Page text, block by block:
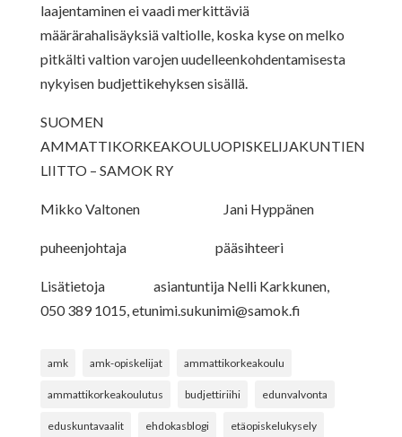
laajentaminen ei vaadi merkittäviä
määrärahalisäyksiä valtiolle, koska kyse on melko
pitkälti valtion varojen uudelleenkohdentamisesta
nykyisen budjettikehyksen sisällä.
SUOMEN
AMMATTIKORKEAKOULUOPISKELIJAKUNTIEN
LIITTO – SAMOK RY
Mikko Valtonen Jani Hyppänen
puheenjohtaja pääsihteeri
Lisätietoja asiantuntija Nelli Karkkunen,
050 389 1015,etunimi.sukunimi@samok.fi
amk amk-opiskelijat ammattikorkeakoulu
ammattikorkeakoulutus budjettiriihi edunvalvonta
eduskuntavaalit ehdokasblogi etäopiskelukysely